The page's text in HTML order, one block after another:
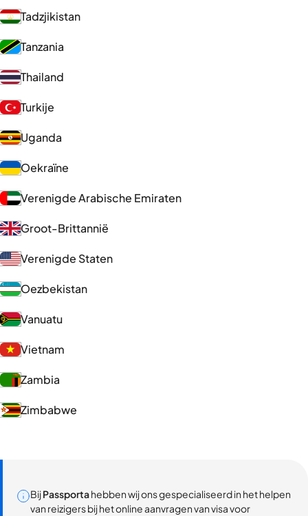
Tadzjikistan
Tanzania
Thailand
Turkije
Uganda
Oekraïne
Verenigde Arabische Emiraten
Groot-Brittannië
Verenigde Staten
Oezbekistan
Vanuatu
Vietnam
Zambia
Zimbabwe
BijPassportahebben wij ons gespecialiseerd in het helpen
van reizigers bij het online aanvragen van visa voor